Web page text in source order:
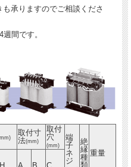
承りますのでご相談くださ
間です。
取付寸
法(mm)
取付
穴
(mm)
端
子
ネ
ジ
絶
縁
種
類
重量